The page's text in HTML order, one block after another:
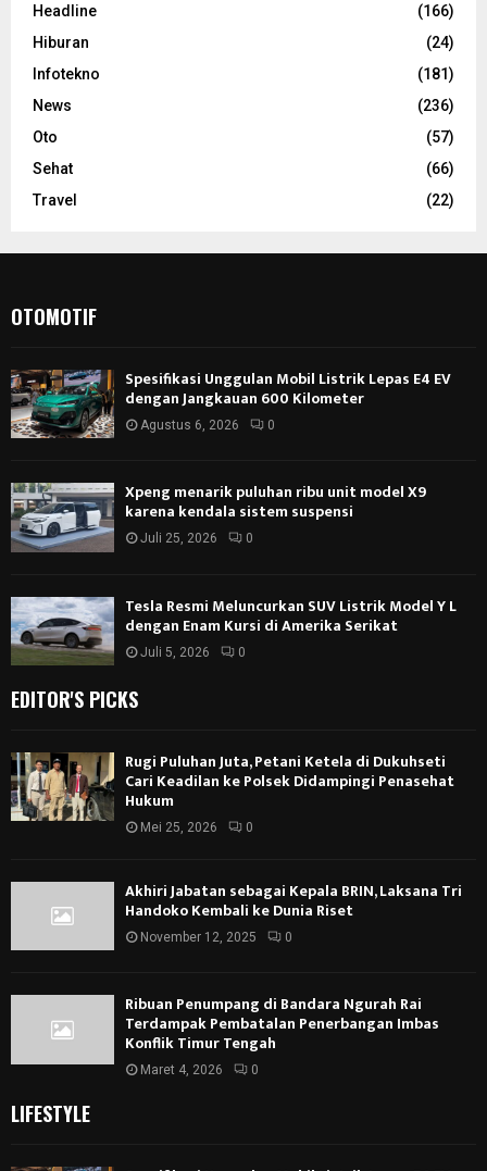
Headline
(166)
Hiburan
(24)
Infotekno
(181)
News
(236)
Oto
(57)
Sehat
(66)
Travel
(22)
OTOMOTIF
Spesifikasi Unggulan Mobil Listrik Lepas E4 EV
dengan Jangkauan 600 Kilometer
Agustus 6, 2026 0
Xpeng menarik puluhan ribu unit model X9
karena kendala sistem suspensi
Juli 25, 2026 0
Tesla Resmi Meluncurkan SUV Listrik Model Y L
dengan Enam Kursi di Amerika Serikat
Juli 5, 2026 0
EDITOR'S PICKS
Rugi Puluhan Juta, Petani Ketela di Dukuhseti
Cari Keadilan ke Polsek Didampingi Penasehat
Hukum
Mei 25, 2026 0
Akhiri Jabatan sebagai Kepala BRIN, Laksana Tri
Handoko Kembali ke Dunia Riset
November 12, 2025 0
Ribuan Penumpang di Bandara Ngurah Rai
Terdampak Pembatalan Penerbangan Imbas
Konflik Timur Tengah
Maret 4, 2026 0
LIFESTYLE